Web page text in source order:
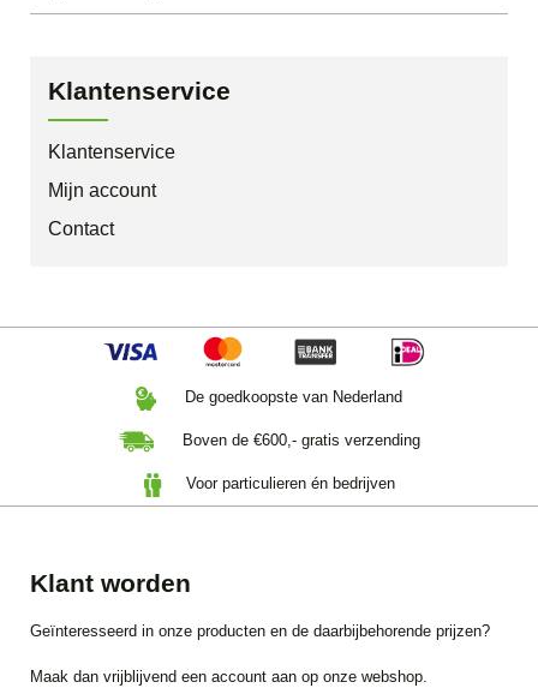
Klantenservice
Klantenservice
Mijn account
Contact
De goedkoopste van Nederland
Boven de €600,- gratis verzending
Voor particulieren én bedrijven
Klant worden
Geïnteresseerd in onze producten en de daarbijbehorende prijzen?
Maak dan vrijblijvend een account aan op onze webshop.